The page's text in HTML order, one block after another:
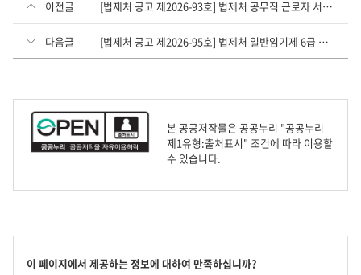
이전글 [법제처 공고 제2026-93호] 법제처 공무직 근로자 서류전형 합격자 및 면접전형 공고
다음글 [법제처 공고 제2026-95호] 법제처 일반임기제 6급 공무원 경력경쟁채용시험 공고
본 공공저작물은 공공누리 "공공누리
제1유형:출처표시" 조건에 따라 이용할
수 있습니다.
콘
이 페이지에서 제공하는 정보에 대하여 만족하십니까?